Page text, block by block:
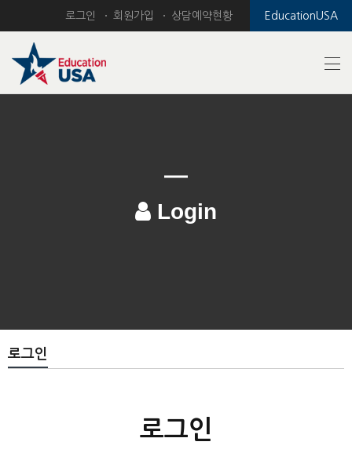
EducationUSA
로그인 회원가입 상담예약현황
Login
로그인
로그인